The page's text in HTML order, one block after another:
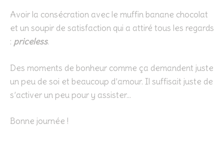
Avoir la consécration avec le muffin banane chocolat
et un soupir de satisfaction qui a attiré tous les regards
: priceless.
Des moments de bonheur comme ça demandent juste
un peu de soi et beaucoup d’amour. Il suffisait juste de
s’activer un peu pour y assister…
Bonne journée !